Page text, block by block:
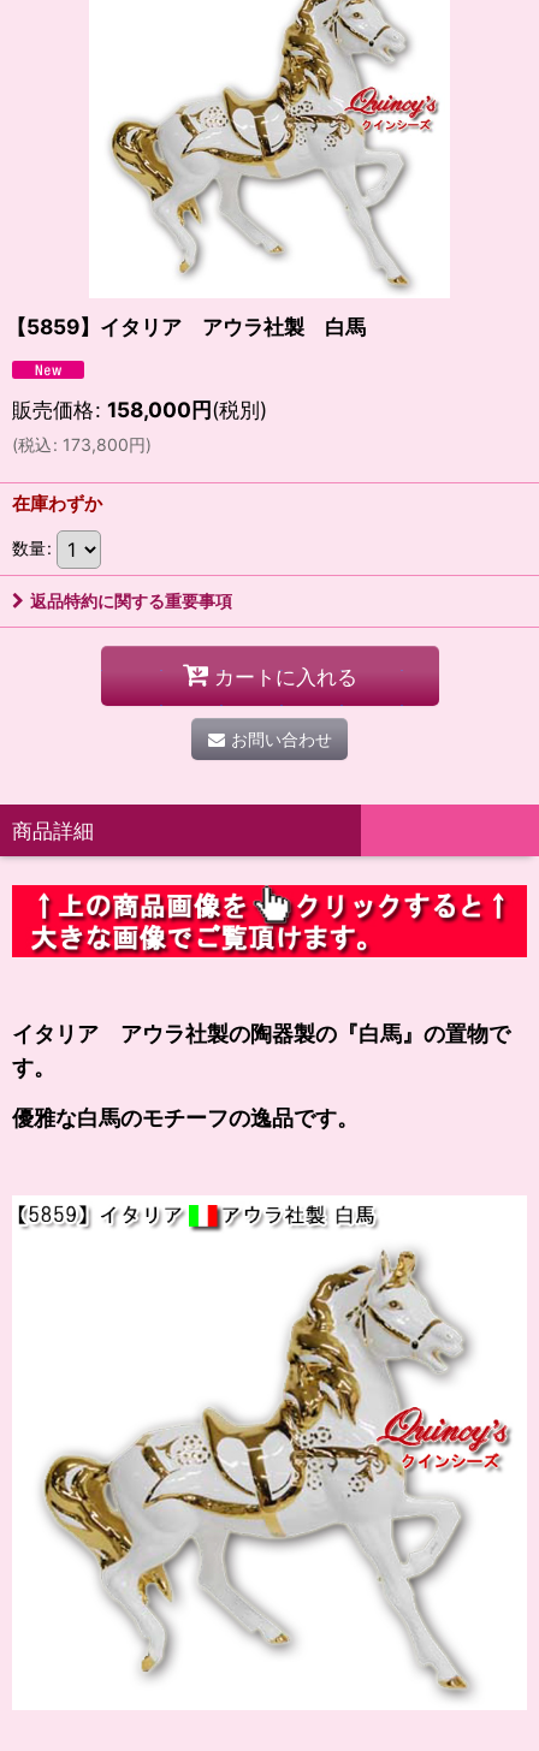
【5859】イタリア アウラ社製 白馬
販売価格: 158,000円(税別)
(税込: 173,800円)
在庫わずか
数量:
返品特約に関する重要事項
カートに入れる
お問い合わせ
商品詳細
イタリア アウラ社製の陶器製の 『白馬』の置物で
す。
優雅な白馬のモチーフの逸品です。